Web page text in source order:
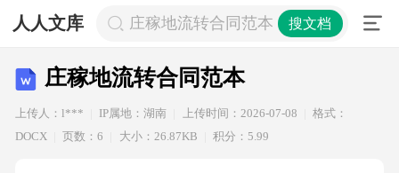
人人文库 庄稼地流转合同范本 搜文档
庄稼地流转合同范本
上传人：l*** IP属地：湖南 上传时间：2026-07-08
格式：
DOCX
页数：6 大小：26.87KB 积分：5.99